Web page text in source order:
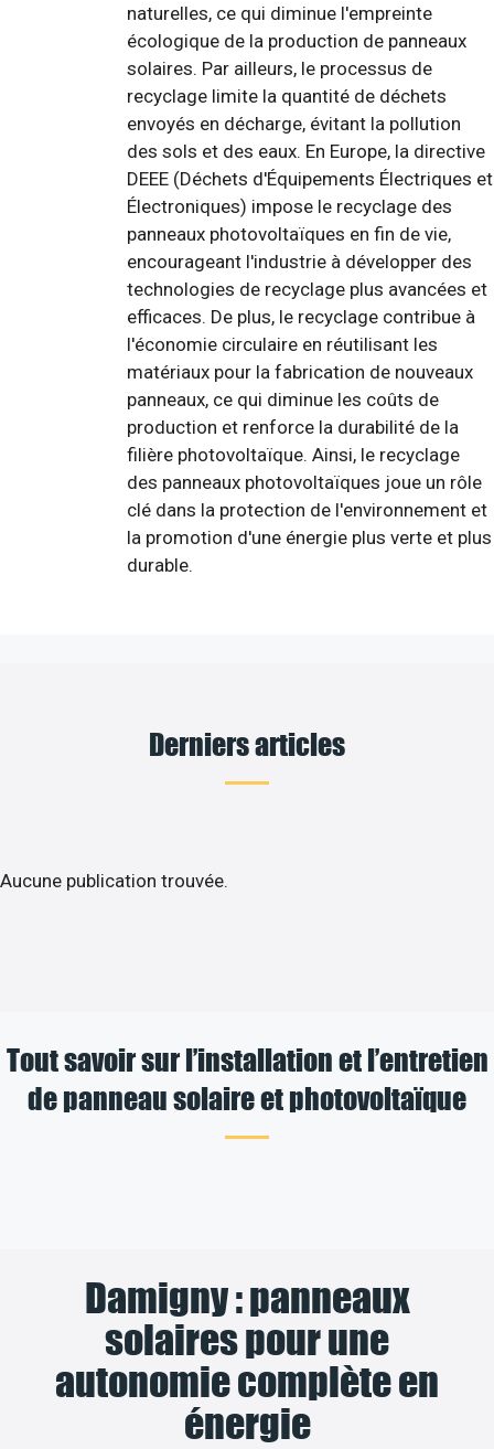
naturelles, ce qui diminue l'empreinte
écologique de la production de panneaux
solaires. Par ailleurs, le processus de
recyclage limite la quantité de déchets
envoyés en décharge, évitant la pollution
des sols et des eaux. En Europe, la directive
DEEE (Déchets d'Équipements Électriques et
Électroniques) impose le recyclage des
panneaux photovoltaïques en fin de vie,
encourageant l'industrie à développer des
technologies de recyclage plus avancées et
efficaces. De plus, le recyclage contribue à
l'économie circulaire en réutilisant les
matériaux pour la fabrication de nouveaux
panneaux, ce qui diminue les coûts de
production et renforce la durabilité de la
filière photovoltaïque. Ainsi, le recyclage
des panneaux photovoltaïques joue un rôle
clé dans la protection de l'environnement et
la promotion d'une énergie plus verte et plus
durable.
Derniers articles
Aucune publication trouvée.
Tout savoir sur l’installation et l’entretien
de panneau solaire et photovoltaïque
Damigny : panneaux
solaires pour une
autonomie complète en
énergie